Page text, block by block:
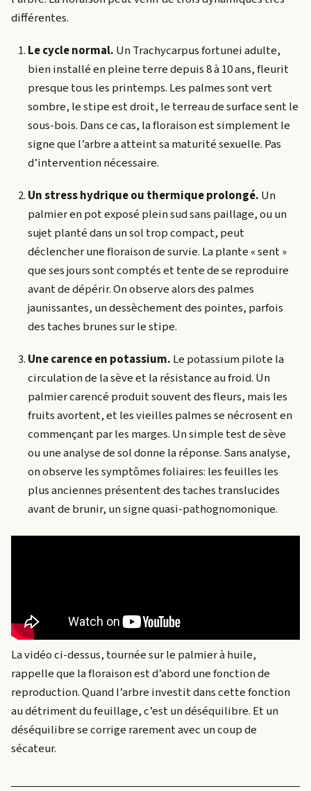
différentes.
Le cycle normal. Un Trachycarpus fortunei adulte,
bien installé en pleine terre depuis 8 à 10 ans, fleurit
presque tous les printemps. Les palmes sont vert
sombre, le stipe est droit, le terreau de surface sent le
sous-bois. Dans ce cas, la floraison est simplement le
signe que l’arbre a atteint sa maturité sexuelle. Pas
d’intervention nécessaire.
Un stress hydrique ou thermique prolongé. Un
palmier en pot exposé plein sud sans paillage, ou un
sujet planté dans un sol trop compact, peut
déclencher une floraison de survie. La plante « sent »
que ses jours sont comptés et tente de se reproduire
avant de dépérir. On observe alors des palmes
jaunissantes, un dessèchement des pointes, parfois
des taches brunes sur le stipe.
Une carence en potassium. Le potassium pilote la
circulation de la sève et la résistance au froid. Un
palmier carencé produit souvent des fleurs, mais les
fruits avortent, et les vieilles palmes se nécrosent en
commençant par les marges. Un simple test de sève
ou une analyse de sol donne la réponse. Sans analyse,
on observe les symptômes foliaires: les feuilles les
plus anciennes présentent des taches translucides
avant de brunir, un signe quasi-pathognomonique.
La vidéo ci-dessus, tournée sur le palmier à huile,
rappelle que la floraison est d’abord une fonction de
reproduction. Quand l’arbre investit dans cette fonction
au détriment du feuillage, c’est un déséquilibre. Et un
déséquilibre se corrige rarement avec un coup de
sécateur.